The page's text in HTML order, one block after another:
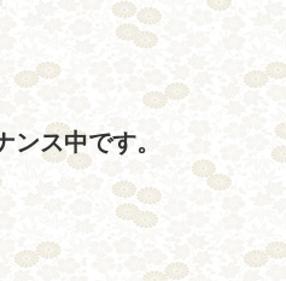
ンス中です。